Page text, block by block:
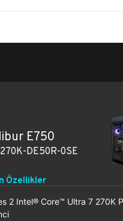
E750
DE50R-0SE
Özellikler
2 Intel® Core™ Ultra 7 270K